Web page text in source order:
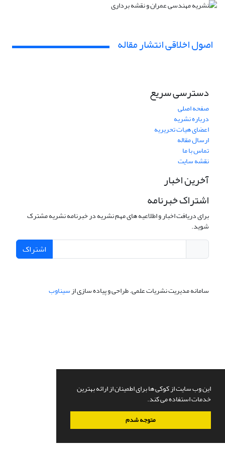
این وب سایت از کوکی ها برای اطمینان از ارائه بهترین
خدمات استفاده می کند.
متوجه شدم
اصول اخلاقی انتشار مقاله
دسترسی سریع
صفحه اصلی
درباره نشریه
اعضای هیات تحریریه
ارسال مقاله
تماس با ما
نقشه سایت
آخرین اخبار
اشتراک خبرنامه
برای دریافت اخبار و اطلاعیه های مهم نشریه در خبرنامه نشریه مشترک
شوید.
اشتراک
سامانه مدیریت نشریات علمی.طراحی و پیاده سازی ازسیناوب